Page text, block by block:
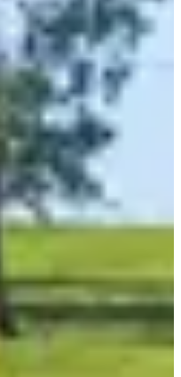
conectado para descubrir
Regional de Ciclismo.
del tesoro en familia
pequeños pueden
caminata y al final, para
la línea de meta.